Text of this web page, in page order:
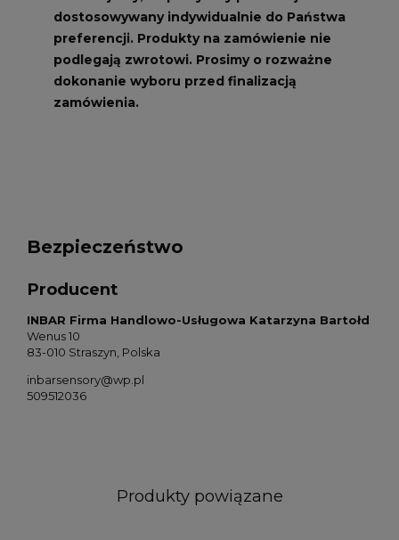
dostosowywany indywidualnie do Państwa
preferencji. Produkty na zamówienie nie
podlegają zwrotowi. Prosimy o rozważne
dokonanie wyboru przed finalizacją
zamówienia.
Bezpieczeństwo
Producent
INBAR Firma Handlowo-Usługowa Katarzyna Bartołd
Wenus 10
83-010 Straszyn, Polska
inbarsensory@wp.pl
509512036
Produkty powiązane